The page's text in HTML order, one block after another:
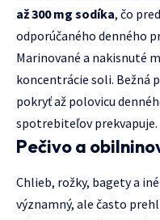
až 300 mg sodíka, čo
odporúčaného denného
Marinované a nakisnuté
koncentrácie soli. Bežná
pokryť až polovicu
spotrebiteľov prekvapuje.
Pečivo a
Chlieb, rožky, bagety a
významný, ale často